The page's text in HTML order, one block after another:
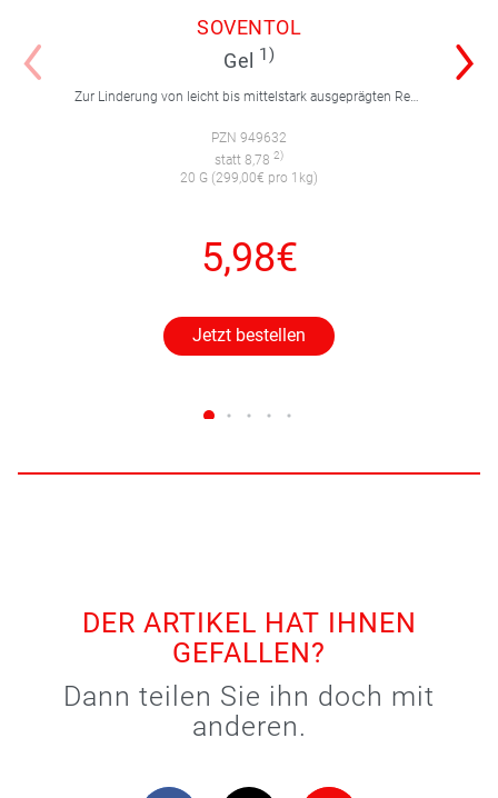
SOVENTOL
Gel 1)
Zur Linderung von leicht bis mittelstark ausgeprägten Reaktionen auf Insektenstiche mit Juckreiz.
PZN 949632
statt 8,78 2)
20 G (299,00€ pro 1kg)
5,98€
Jetzt bestellen
DER ARTIKEL HAT IHNEN
GEFALLEN?
Dann teilen Sie ihn doch mit
anderen.